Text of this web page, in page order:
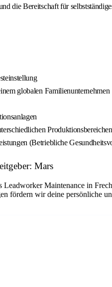
die Bereitschaft für
globalen Familienunternehmen
Produktionsbereichen
(Betriebliche
Mars
Leadworker Maintenance in
fördern wir deine